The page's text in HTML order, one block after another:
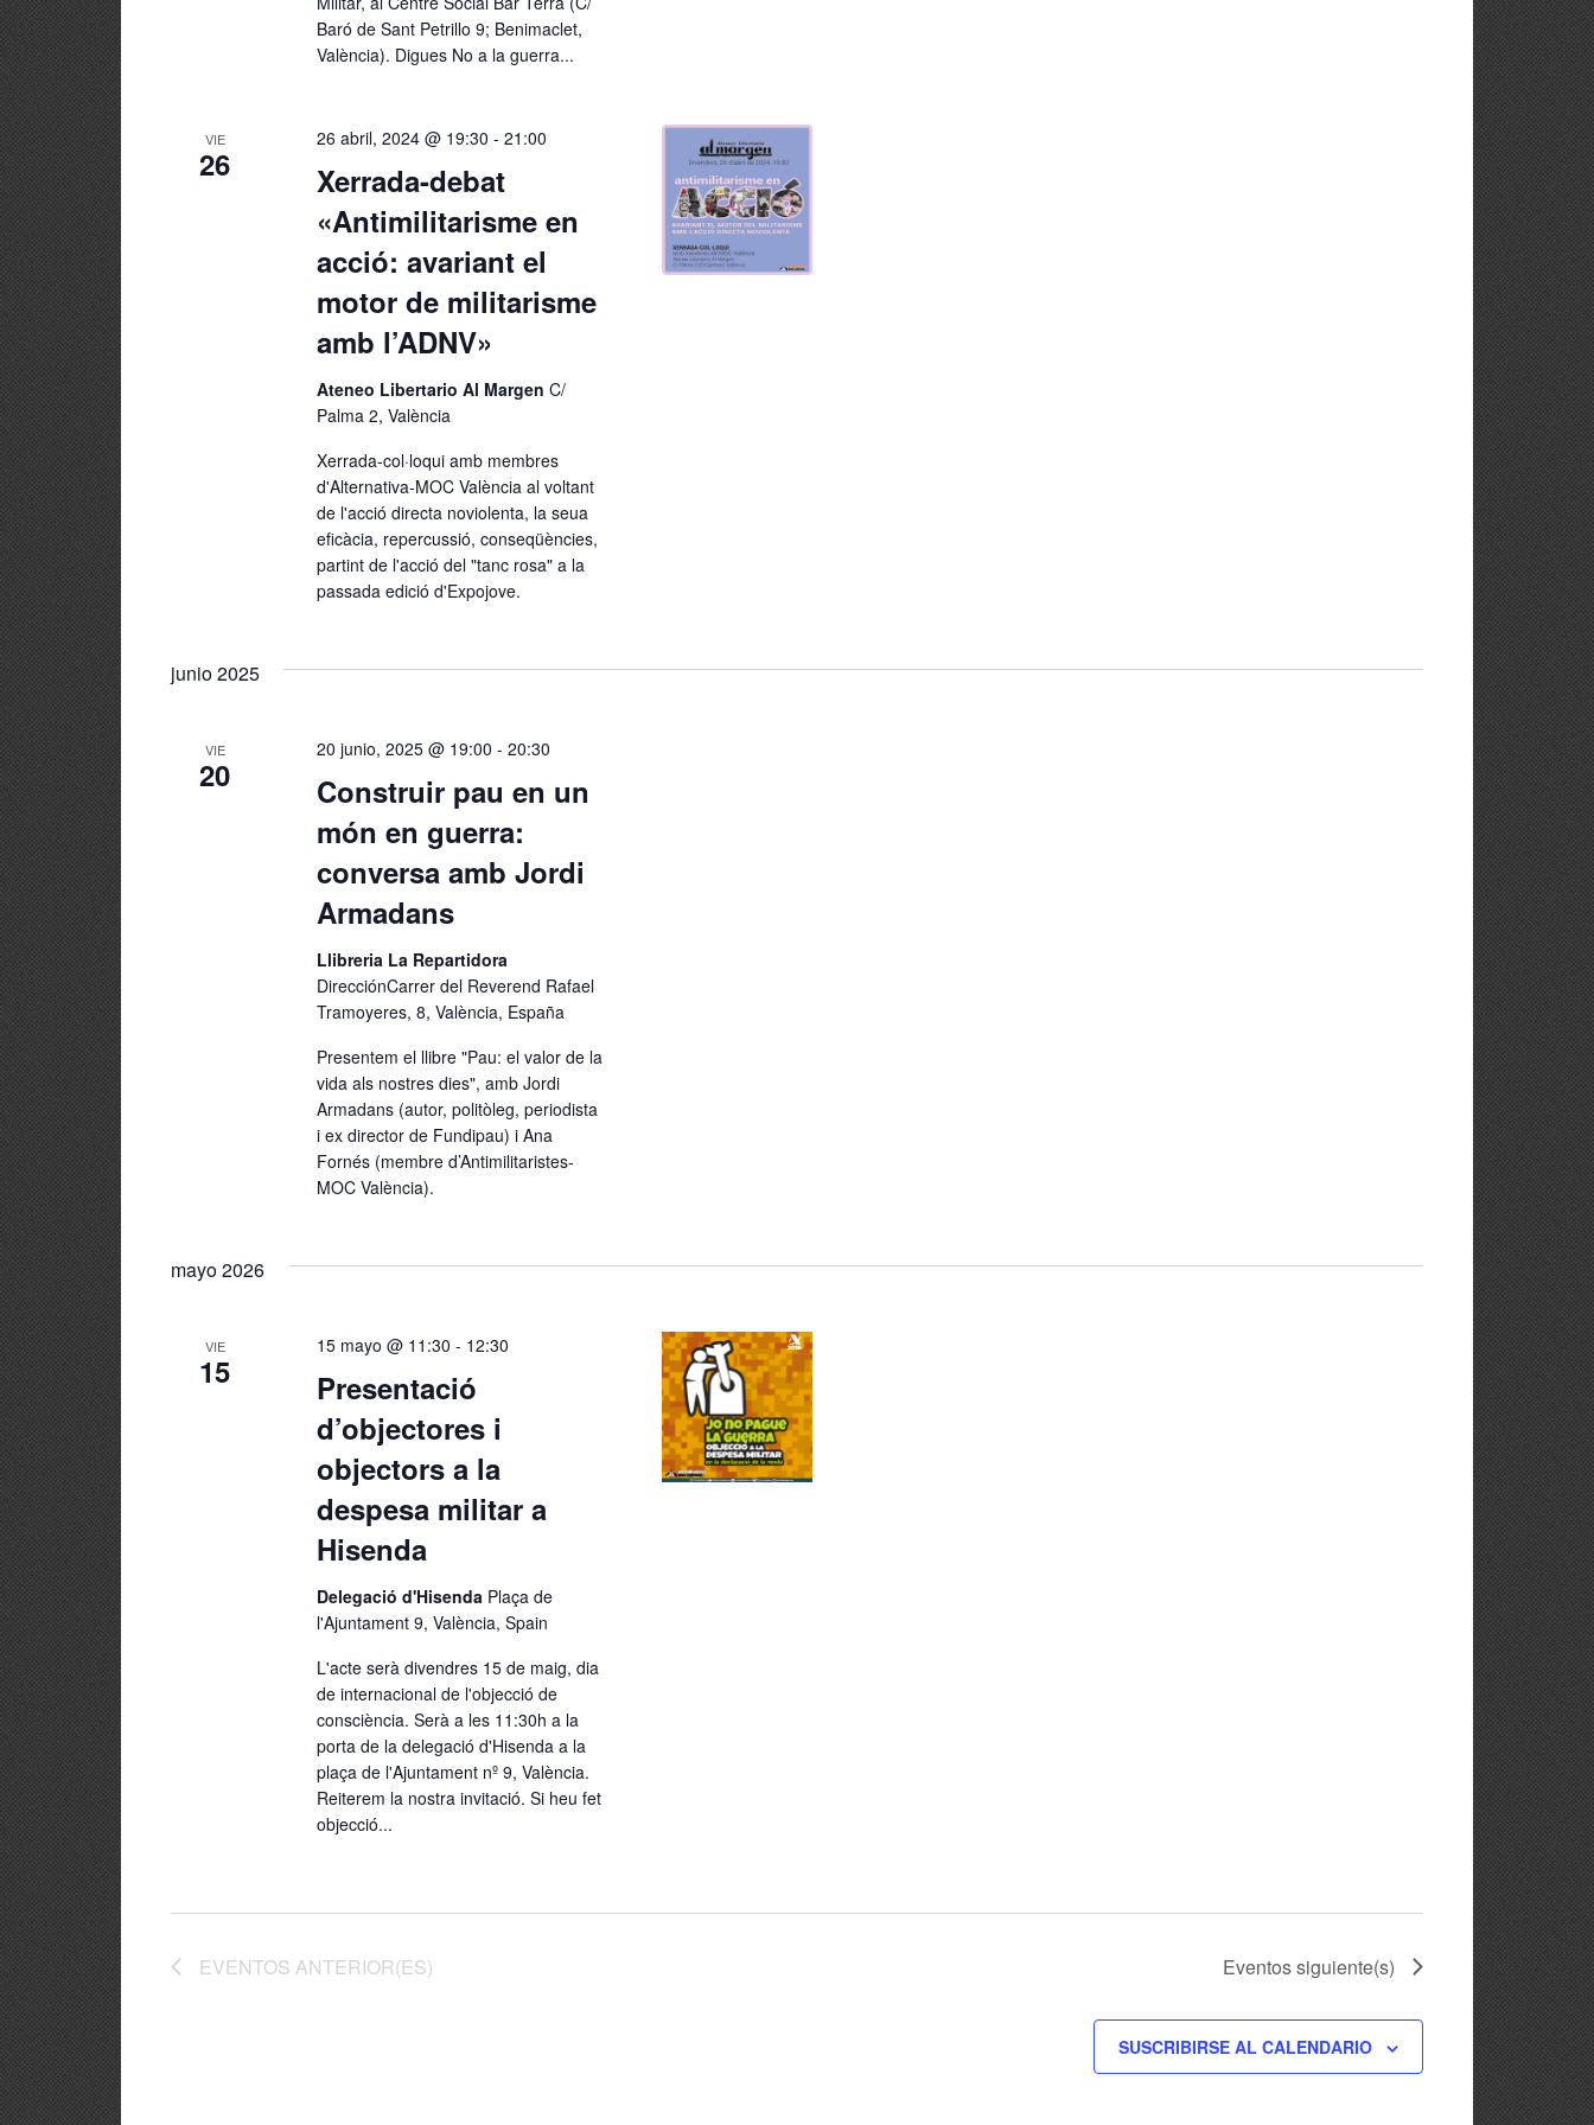
Baró de Sant Petrillo 9; Benimaclet,
València). Digues No a la guerra...
VIE
26
Xerrada-debat
«Antimilitarisme en
acció: avariant el
motor de militarisme
amb l’ADNV»
26 abril, 2024 @ 19:30 - 21:00
Ateneo Libertario Al Margen C/
Palma 2, València
Xerrada-col·loqui amb membres
d'Alternativa-MOC València al voltant
de l'acció directa noviolenta, la seua
eficàcia, repercussió, conseqüències,
partint de l'acció del "tanc rosa" a la
passada edició d'Expojove.
junio 2025
VIE
20
Construir pau en un
món en guerra:
conversa amb Jordi
Armadans
20 junio, 2025 @ 19:00 - 20:30
Llibreria La Repartidora
DirecciónCarrer del Reverend Rafael
Tramoyeres, 8, València, España
Presentem el llibre "Pau: el valor de la
vida als nostres dies", amb Jordi
Armadans (autor, politòleg, periodista
i ex director de Fundipau) i Ana
Fornés (membre d’Antimilitaristes-
MOC València).
mayo 2026
VIE
15
Presentació
d’objectores i
objectors a la
despesa militar a
Hisenda
15 mayo @ 11:30 - 12:30
Delegació d'Hisenda Plaça de
l'Ajuntament 9, València, Spain
L'acte serà divendres 15 de maig, dia
de internacional de l'objecció de
consciència. Serà a les 11:30h a la
porta de la delegació d'Hisenda a la
plaça de l'Ajuntament nº 9, València.
Reiterem la nostra invitació. Si heu fet
objecció...
EVENTOS ANTERIOR(ES) Eventossiguiente(s)
SUSCRIBIRSE AL CALENDARIO